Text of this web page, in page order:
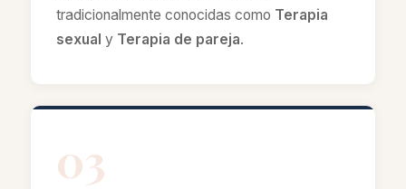
tradicionalmente conocidas como Terapia
sexual y Terapia de pareja.
03